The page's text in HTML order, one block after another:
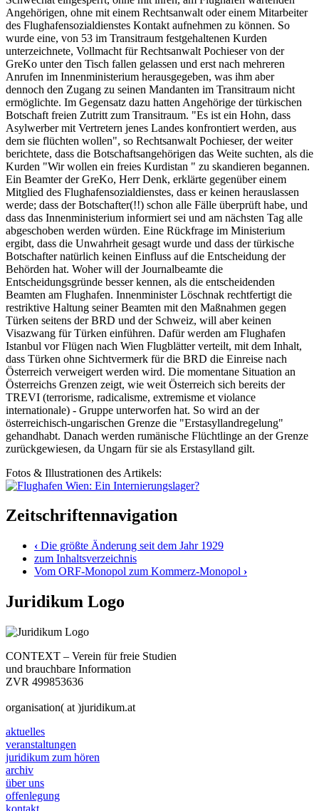
Angehörigen, ohne mit einem Rechtsanwalt oder einem Mitarbeiter
des Flughafensozialdienstes Kontakt aufnehmen zu können. So
wurde eine, von 53 im Transitraum festgehaltenen Kurden
unterzeichnete, Vollmacht für Rechtsanwalt Pochieser von der
GreKo unter den Tisch fallen gelassen und erst nach mehreren
Anrufen im Innenministerium herausgegeben, was ihm aber
dennoch den Zugang zu seinen Mandanten im Transitraum nicht
ermöglichte. Im Gegensatz dazu hatten Angehörige der türkischen
Botschaft freien Zutritt zum Transitraum. "Es ist ein Hohn, dass
Asylwerber mit Vertretern jenes Landes konfrontiert werden, aus
dem sie flüchten wollen", so Rechtsanwalt Pochieser, der weiter
berichtete, dass die Botschaftsangehörigen das Weite suchten, als die
Kurden "Wir wollen ein freies Kurdistan " zu skandieren begannen.
Ein Beamter der GreKo, Herr Denk, erklärte gegenüber einem
Mitglied des Flughafensozialdienstes, dass er keinen herauslassen
werde; dass der Botschafter(!!) schon alle Fälle überprüft habe, und
dass das Innenministerium informiert sei und am nächsten Tag alle
abgeschoben werden würden. Eine Rückfrage im Ministerium
ergibt, dass die Unwahrheit gesagt wurde und dass der türkische
Botschafter natürlich keinen Einfluss auf die Entscheidung der
Behörden hat. Woher will der Journalbeamte die
Entscheidungsgründe besser kennen, als die entscheidenden
Beamten am Flughafen. Innenminister Löschnak rechtfertigt die
restriktive Haltung seiner Beamten mit den Maßnahmen gegen
Türken seitens der BRD und der Schweiz, will aber keinen
Visazwang für Türken einführen. Dafür werden am Flughafen
Istanbul vor Flügen nach Wien Flugblätter verteilt, mit dem Inhalt,
dass Türken ohne Sichtvermerk für die BRD die Einreise nach
Österreich verweigert werden wird. Die momentane Situation an
Österreichs Grenzen zeigt, wie weit Österreich sich bereits der
TREVI (terrorisme, radicalisme, extremisme et violance
internationale) - Gruppe unterworfen hat. So wird an der
österreichisch-ungarischen Grenze die "Erstasyllandregelung"
gehandhabt. Danach werden rumänische Flüchtlinge an der Grenze
zurückgewiesen, da Ungarn für sie als Erstasylland gilt.
Fotos & Illustrationen des Artikels:
Zeitschriftennavigation
‹ Die größte Änderung seit dem Jahr 1929
zum Inhaltsverzeichnis
Vom ORF-Monopol zum Kommerz-Monopol ›
Juridikum Logo
CONTEXT – Verein für freie Studien
und brauchbare Information
ZVR 499853636
organisation( at )juridikum.at
aktuelles
veranstaltungen
juridikum zum hören
archiv
über uns
offenlegung